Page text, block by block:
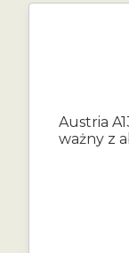
Austria
ważny z